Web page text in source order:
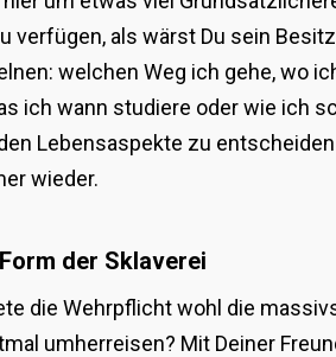
verfügen, als wärst Du sein
welchen Weg ich gehe, wo
ich wann studiere oder wie ich
Lebensaspekte zu
wieder.
der Sklaverei
die Wehrpflicht wohl die
umherreisen? Mit Deiner